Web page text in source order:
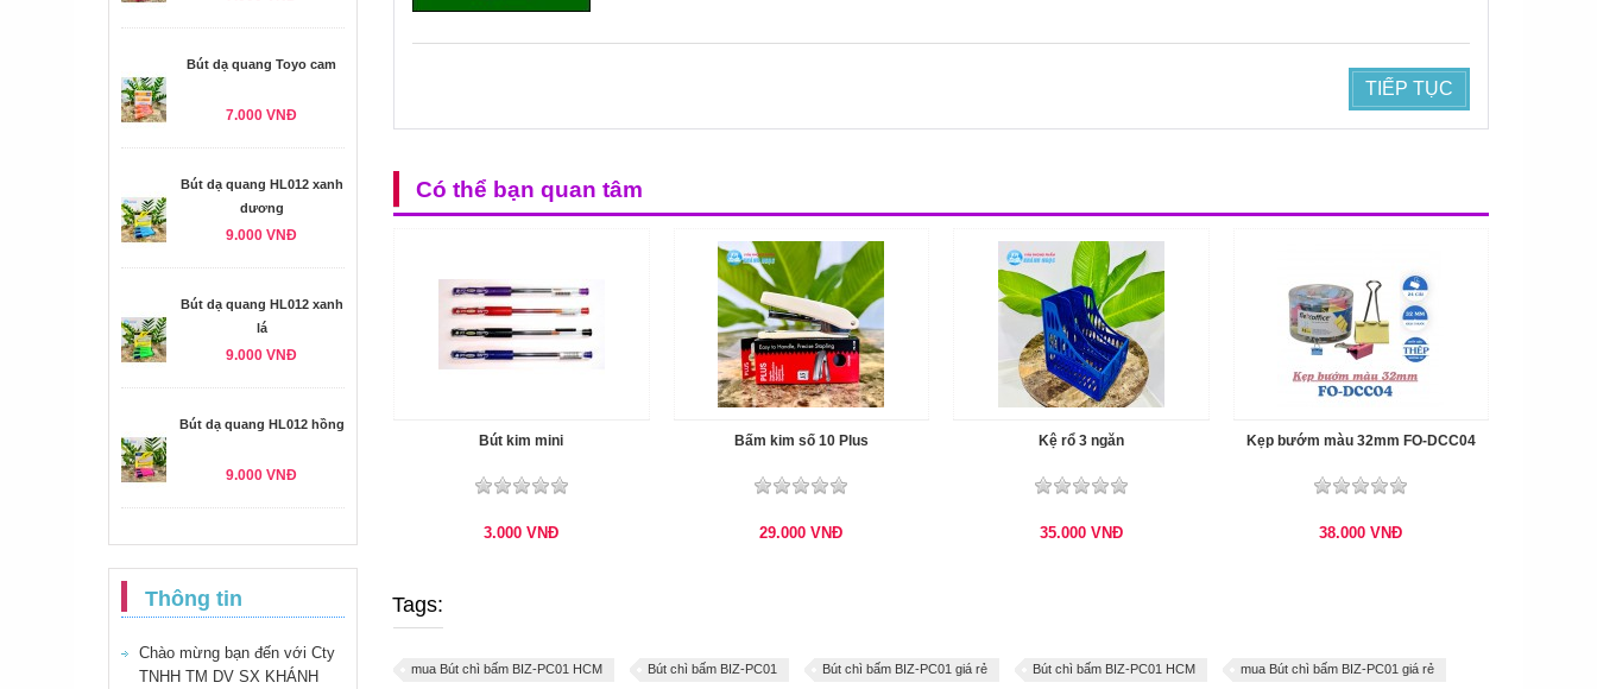
Bút dạ quang Toyo cam
7.000 VNĐ
Bút dạ quang HL012 xanh
dương
9.000 VNĐ
Bút dạ quang HL012 xanh
lá
9.000 VNĐ
Bút dạ quang HL012 hồng
9.000 VNĐ
Thông tin
Chào mừng bạn đến với Cty
TNHH TM DV SX KHÁNH
TIẾP TỤC
Có thể bạn quan tâm
Bút kim mini
3.000VNĐ
Bấm kim số 10 Plus
29.000VNĐ
Kệ rổ 3 ngăn
35.000 VNĐ
Kẹp bướm màu 32mm FO-DCC04
38.000VNĐ
Tags:
mua Bút chì bấm BIZ-PC01 HCM Bút chì bấm BIZ-PC01 Bút chì bấm BIZ-PC01 giá rẻ Bút chì bấm BIZ-PC01 HCM mua Bút chì bấm BIZ-PC01 giá rẻ